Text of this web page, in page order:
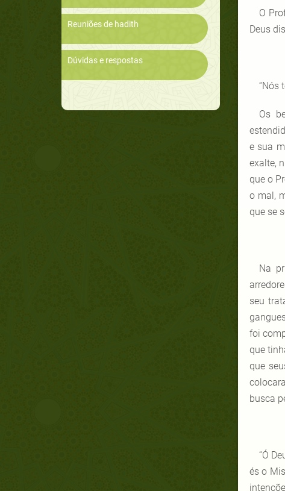
Reuniões de hadith
Dúvidas e respostas
O
Deus
“Nós
Os
e sua
exalte,
que o
o mal,
que se
Na
seu
foi
que
que
busca
“Ó
és o